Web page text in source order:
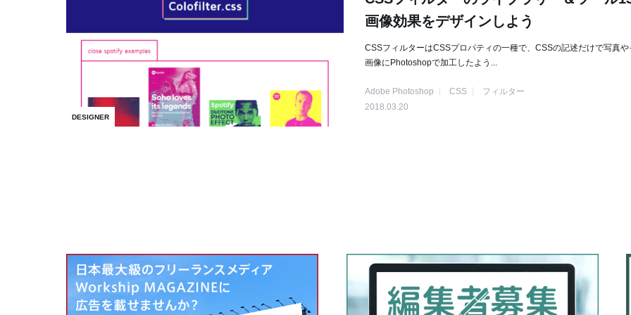
DESIGNER
画像効果をデザインしよう
CSSフィルターはCSSプロパティの一種で、CSSの記述だけで写真や
画像にPhotoshopで加工したよう...
Adobe Photoshop CSS
フィルター
2018.03.20